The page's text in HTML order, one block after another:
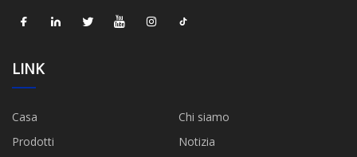
LINK
Casa
Chi siamo
Prodotti
Notizia